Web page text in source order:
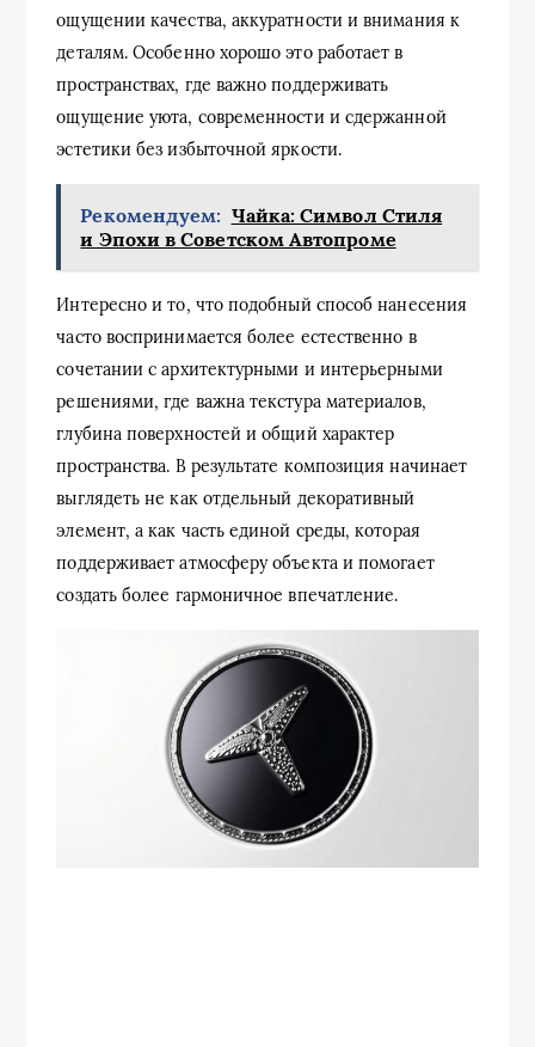
ощущении качества, аккуратности и внимания к
деталям. Особенно хорошо это работает в
пространствах, где важно поддерживать
ощущение уюта, современности и сдержанной
эстетики без избыточной яркости.
Рекомендуем: Чайка: Символ Стиля
и Эпохи в Советском Автопроме
Интересно и то, что подобный способ нанесения
часто воспринимается более естественно в
сочетании с архитектурными и интерьерными
решениями, где важна текстура материалов,
глубина поверхностей и общий характер
пространства. В результате композиция начинает
выглядеть не как отдельный декоративный
элемент, а как часть единой среды, которая
поддерживает атмосферу объекта и помогает
создать более гармоничное впечатление.